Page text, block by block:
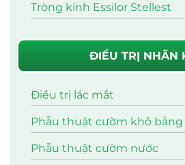
Tròng kính Essilor Stellest
ĐIỀU TRỊ NHÃN
Điều trị lác mắt
Phẫu thuật cườm khô bằng
Phẫu thuật cườm nước